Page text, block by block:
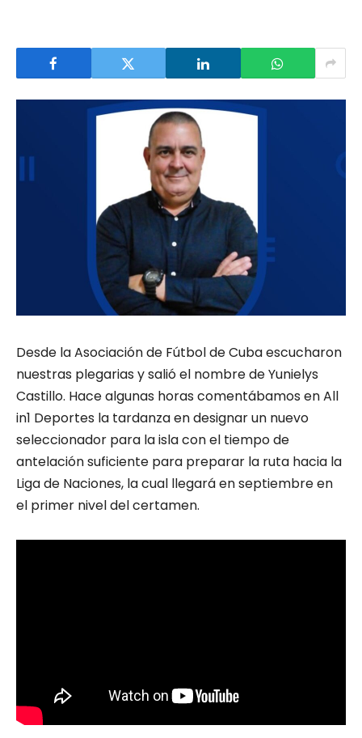
Desde la Asociación de Fútbol de Cuba escucharon
nuestras plegarias y salió el nombre de Yunielys
Castillo. Hace algunas horas comentábamos en All
in1 Deportes la tardanza en designar un nuevo
seleccionador para la isla con el tiempo de
antelación suficiente para preparar la ruta hacia la
Liga de Naciones, la cual llegará en septiembre en
el primer nivel del certamen.